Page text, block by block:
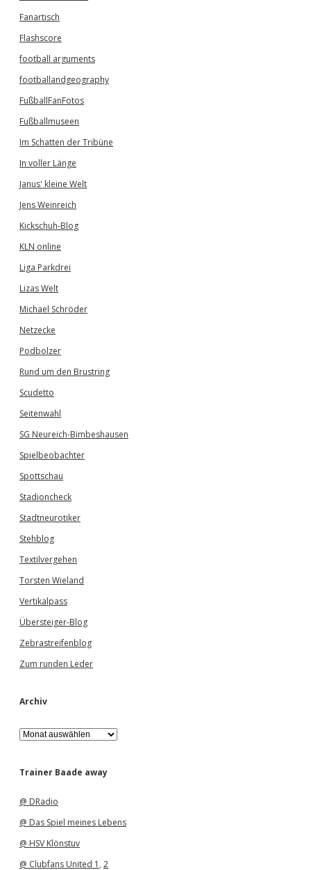
Fanartisch
Flashscore
football arguments
footballandgeography
FußballFanFotos
Fußballmuseen
Im Schatten der Tribüne
In voller Länge
Janus' kleine Welt
Jens Weinreich
Kickschuh-Blog
KLN online
Liga Parkdrei
Lizas Welt
Michael Schröder
Netzecke
Podbolzer
Rund um den Brustring
Scudetto
Seitenwahl
SG Neureich-Bimbeshausen
Spielbeobachter
Spottschau
Stadioncheck
Stadtneurotiker
Stehblog
Textilvergehen
Torsten Wieland
Vertikalpass
Übersteiger-Blog
Zebrastreifenblog
Zum runden Leder
Archiv
A
r
h
Trainer Baade away
@ DRadio
@ Das Spiel meines Lebens
@ HSV Klönstuv
@ Clubfans United 1 , 2